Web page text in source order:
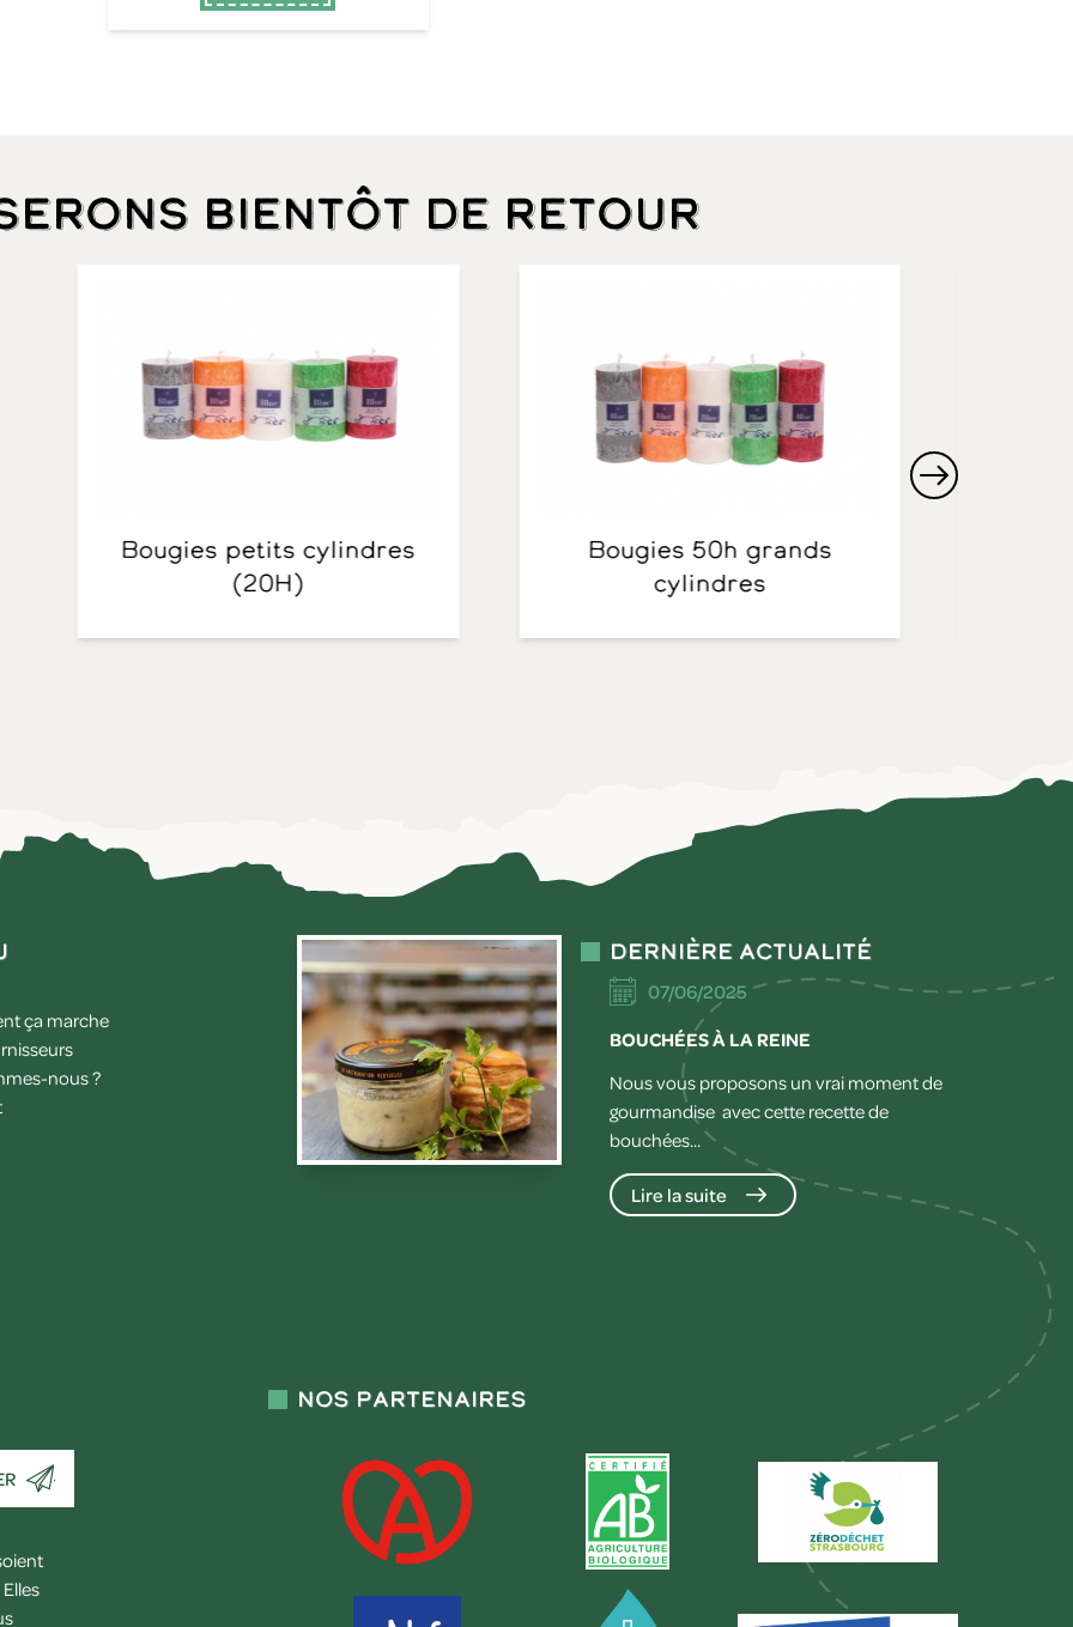
serons bientôt de retour
Bougies petits cylindres
(20H)
Bougies 50h grands
cylindres
ça marche
nous ?
Dernière actualité
07/06/2025
BOUCHÉES À LA REINE
Nous vous proposons un vrai moment de
gourmandise avec cette recette de
bouchées...
Lire la suite
Nos partenaires